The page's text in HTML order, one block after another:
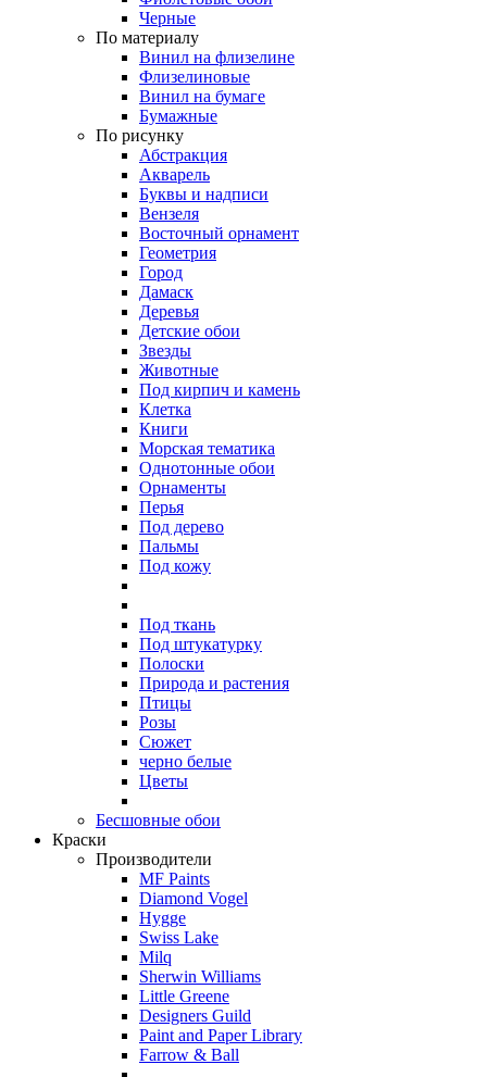
Черные
По материалу
Винил на флизелине
Флизелиновые
Винил на бумаге
Бумажные
По рисунку
Абстракция
Акварель
Буквы и надписи
Вензеля
Восточный орнамент
Геометрия
Город
Дамаск
Деревья
Детские обои
Звезды
Животные
Под кирпич и камень
Клетка
Книги
Морская тематика
Однотонные обои
Орнаменты
Перья
Под дерево
Пальмы
Под кожу
Под ткань
Под штукатурку
Полоски
Природа и растения
Птицы
Розы
Сюжет
черно белые
Цветы
Бесшовные обои
Краски
Производители
MF Paints
Diamond Vogel
Hygge
Swiss Lake
Milq
Sherwin Williams
Little Greene
Designers Guild
Paint and Paper Library
Farrow & Ball